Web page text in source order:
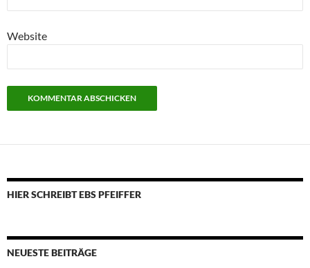
Website
HIER SCHREIBT EBS PFEIFFER
NEUESTE BEITRÄGE